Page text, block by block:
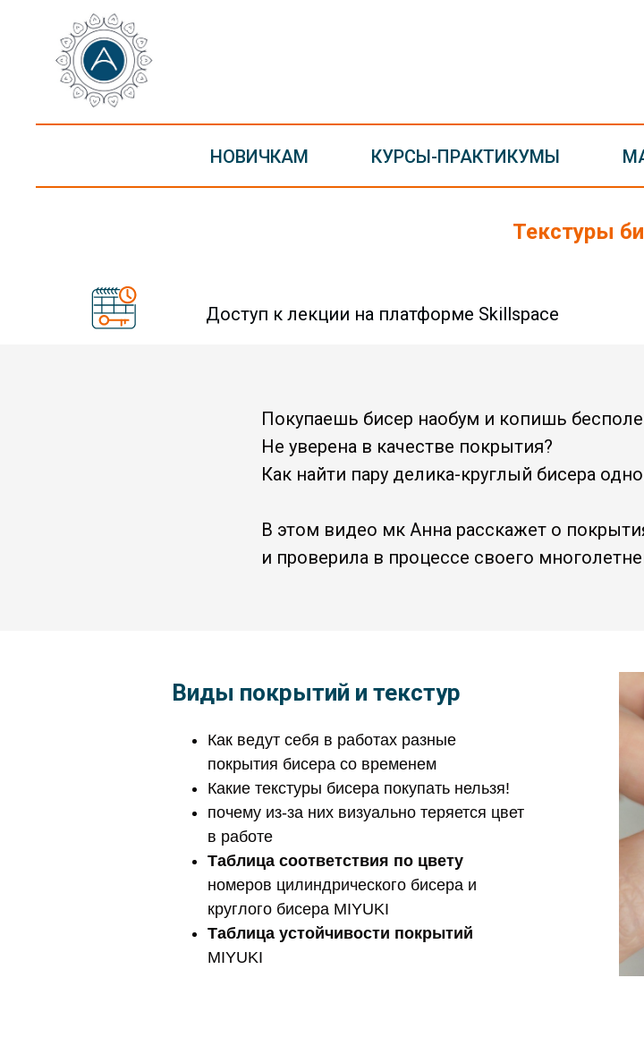
НОВИЧКАМ КУРСЫ-ПРАКТИКУМЫ
Текстуры
Доступ к лекции на платформе Skillspace
Покупаешь бисер наобум и копишь
Не уверена в качестве покрытия?
Как найти пару делика-круглый бисера
В этом видео мк Анна расскажет о
и проверила в процессе своего
Виды покрытий и текстур
Как ведут себя в работах разные
покрытия бисера со временем
Какие текстуры бисера покупать нельзя!
почему из-за них визуально теряется цвет
в работе
Таблица соответствия по цвету
номеров цилиндрического бисера и
круглого бисера MIYUKI
Таблица устойчивости покрытий
MIYUKI